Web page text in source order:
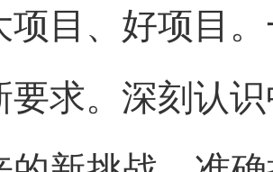
项目、好项目
要求。深刻认